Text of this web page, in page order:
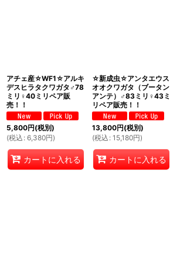
アチェ産☆WF1☆アルキ
デスヒラタクワガタ♂78
ミリ♀40ミリペア販
売！！
5,800円(税別)
(税込 : 6,380円)
カートに入れる
☆新成虫☆アンタエウス
オオクワガタ（ブータン
アンテ）♂83ミリ♀43ミ
リペア販売！！
13,800円(税別)
(税込 : 15,180円)
カートに入れる